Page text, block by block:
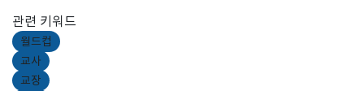
관련 키워드
월드컵
교사
교장